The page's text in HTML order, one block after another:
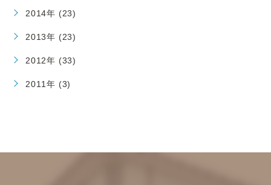
2014年 (23)
2013年 (23)
2012年 (33)
2011年 (3)